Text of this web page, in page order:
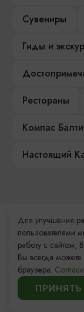
Сувениры
Гиды и
Рестораны
Компас
Настоящий
Контакты
+7
8 (800)
Для улучшения
пользователями
работу с сайтом,
Вы всегда
браузера.
ПРИНЯТЬ